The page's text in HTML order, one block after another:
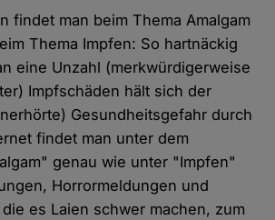
findet man beim Thema Amalgam
Thema Impfen: So hartnäckig
eine Unzahl (merkwürdigerweise
Impfschäden hält sich der
Gesundheitsgefahr durch
findet man unter dem
genau wie unter "Impfen"
Horrormeldungen und
es Laien schwer machen, zum